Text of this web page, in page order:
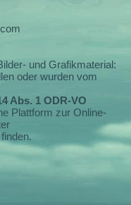
und Grafikmaterial:
oder wurden vom
Abs. 1 ODR-VO
Plattform zur Online-
finden.